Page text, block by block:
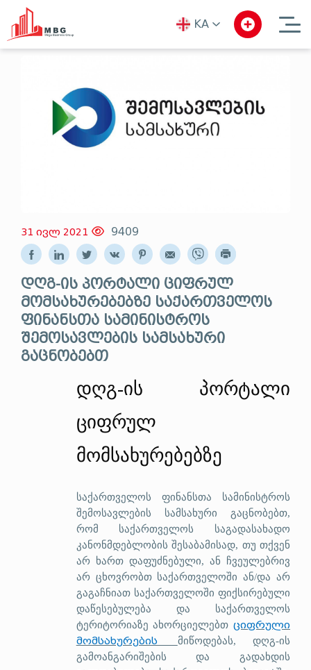
KA
31 ივლ 2021 9409
დღგ-ის პორტალი ციფრულ
მომსახურებებზე საქართველოს
ფინანსთა სამინისტროს
შემოსავლების სამსახური
გაცნობებთ
დღგ-ის პორტალი
ციფრულ
მომსახურებებზე
საქართველოს ფინანსთა სამინისტროს
შემოსავლების სამსახური გაცნობებთ,
რომ საქართველოს საგადასახადო
კანონმდებლობის შესაბამისად, თუ თქვენ
არ ხართ დაფუძნებული, ან ჩვეულებრივ
არ ცხოვრობთ საქართველოში ან/და არ
გაგაჩნიათ საქართველოში ფიქსირებული
დაწესებულება და საქართველოს
ტერიტორიაზე ახორციელებთ ციფრული
მომსახურების მიწოდებას, დღგ-ის
გამოანგარიშების და გადახდის